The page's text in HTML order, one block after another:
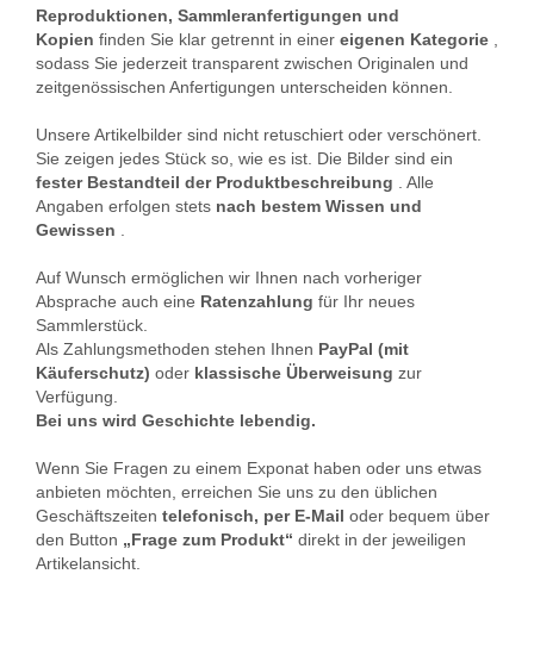
Reproduktionen, Sammleranfertigungen und
Kopien finden Sie klar getrennt in einer eigenen Kategorie
sodass Sie jederzeit transparent zwischen Originalen und
zeitgenössischen Anfertigungen unterscheiden können.
Unsere Artikelbilder sind nicht retuschiert oder verschönert.
Sie zeigen jedes Stück so, wie es ist. Die Bilder sind ein
fester Bestandteil der Produktbeschreibung . Alle
Angaben erfolgen stets nach bestem Wissen und
Gewissen
Auf Wunsch ermöglichen wir Ihnen nach vorheriger
Absprache auch eine Ratenzahlung für Ihr neues
Sammlerstück.
Als Zahlungsmethoden stehen Ihnen PayPal (mit
Käuferschutz) oder klassische Überweisung zur
Verfügung.
Bei uns wird Geschichte lebendig.
Wenn Sie Fragen zu einem Exponat haben oder uns etwas
anbieten möchten, erreichen Sie uns zu den üblichen
Geschäftszeiten telefonisch, per E-Mail oder bequem über
den Button „Frage zum Produkt“ direkt in der jeweiligen
Artikelansicht.